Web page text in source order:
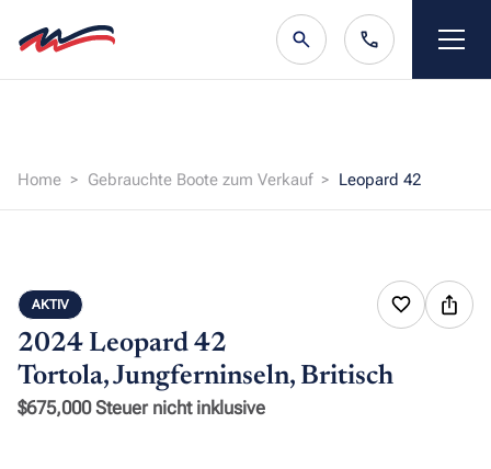
Home Gebrauchte Boote zum Verkauf Leopard 42
AKTIV
2024 Leopard 42
Tortola, Jungferninseln, Britisch
$675,000 Steuer nicht inklusive